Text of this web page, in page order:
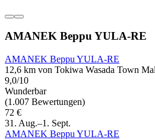
AMANEK Beppu YULA-RE
AMANEK Beppu YULA-RE
12,6 km von Tokiwa Wasada Town
9,0/10
Wunderbar
(1.007 Bewertungen)
72 €
31. Aug.–1. Sept.
AMANEK Beppu YULA-RE